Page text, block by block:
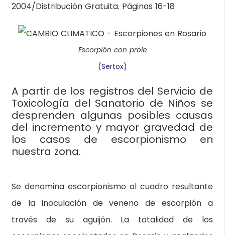
2004/Distribución Gratuita. Páginas 16-18
Escorpión con prole
(Sertox)
A partir de los registros del Servicio de
Toxicología del Sanatorio de Niños se
desprenden algunas posibles causas
del incremento y mayor gravedad de
los casos de escorpionismo en
nuestra zona.
Se denomina escorpionismo al cuadro resultante
de la inoculación de veneno de escorpión a
través de su aguijón. La totalidad de los